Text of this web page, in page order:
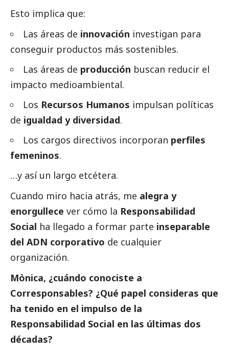
Esto implica que:
Las áreas de innovación investigan para
conseguir productos más sostenibles.
Las áreas de producción buscan reducir el
impacto medioambiental.
Los Recursos Humanos impulsan políticas
de igualdad y diversidad.
Los cargos directivos incorporan perfiles
femeninos.
…y así un largo etcétera.
Cuando miro hacia atrás, me alegra y
enorgullece ver cómo la Responsabilidad
Social ha llegado a formar parte inseparable
del ADN corporativo de cualquier
organización.
Mònica, ¿cuándo conociste a
Corresponsables? ¿Qué papel consideras que
ha tenido en el impulso de la
Responsabilidad Social en las últimas dos
décadas?